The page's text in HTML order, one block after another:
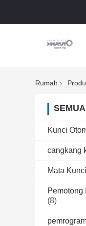
Rumah
Kunci
cangkang
Mata
Pemotong
(8)